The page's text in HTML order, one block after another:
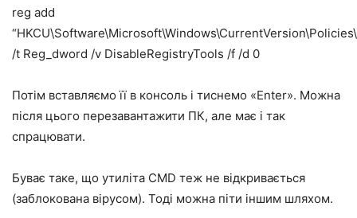
reg add
/t Reg_dword /v DisableRegistryTools /f /d 0
Потім вставляємо її в консоль і тиснемо «Enter». Можна
після цього перезавантажити ПК, але має і так
спрацювати.
Буває таке, що утиліта CMD теж не відкривається
(заблокована вірусом). Тоді можна піти іншим шляхом.